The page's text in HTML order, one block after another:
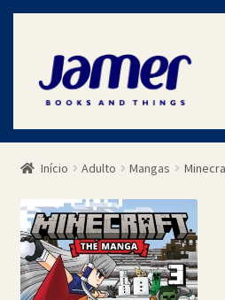
Pular
para
navegação
Pular
para
conteúdo
Início
Avaliações
Cart
Checkout
Início Adulto Mangas